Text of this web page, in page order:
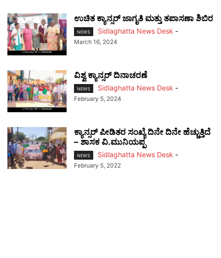
ಉಚಿತ ಕ್ಯಾನ್ಸರ್ ಜಾಗೃತಿ ಮತ್ತು ತಪಾಸಣಾ ಶಿಬಿರ
NEWS Sidlaghatta News Desk -
March 16, 2024
ವಿಶ್ವ ಕ್ಯಾನ್ಸರ್ ದಿನಾಚರಣೆ
NEWS Sidlaghatta News Desk -
February 5, 2024
ಕ್ಯಾನ್ಸರ್ ಪೀಡಿತರ ಸಂಖ್ಯೆ ದಿನೇ ದಿನೇ ಹೆಚ್ಚುತ್ತಿದೆ
– ಶಾಸಕ ವಿ.ಮುನಿಯಪ್ಪ
NEWS Sidlaghatta News Desk -
February 5, 2022